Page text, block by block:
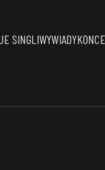
SINGLIWYWIADY